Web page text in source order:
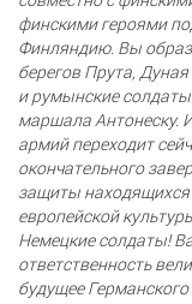
финскими героями
Финляндию. Вы
берегов Прута,
и румынские
маршала Антонеску.
армий переходит
окончательного
защиты находящихся
европейской
Немецкие солдаты!
ответственность
будущее